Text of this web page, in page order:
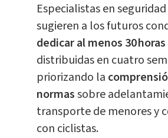
Especialistas en
sugieren a los futuros
dedicar al menos 30
distribuidas en cuatro
priorizando la
normassobre
transporte de menores y
con ciclistas.